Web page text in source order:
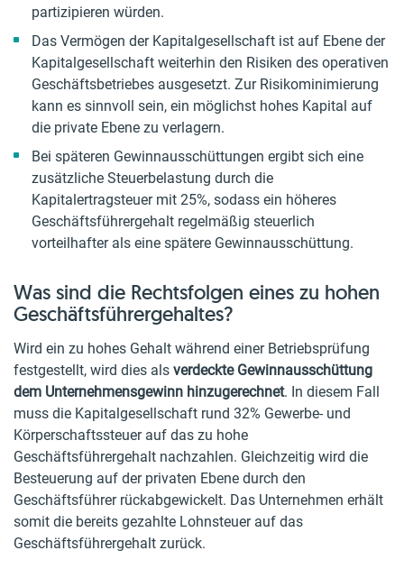
partizipieren würden.
Das Vermögen der Kapitalgesellschaft ist auf Ebene der
Kapitalgesellschaft weiterhin den Risiken des operativen
Geschäftsbetriebes ausgesetzt. Zur Risikominimierung
kann es sinnvoll sein, ein möglichst hohes Kapital auf
die private Ebene zu verlagern.
Bei späteren Gewinnausschüttungen ergibt sich eine
zusätzliche Steuerbelastung durch die
Kapitalertragsteuer mit 25%, sodass ein höheres
Geschäftsführergehalt regelmäßig steuerlich
vorteilhafter als eine spätere Gewinnausschüttung.
Was sind die Rechtsfolgen eines zu hohen
Geschäftsführergehaltes?
Wird ein zu hohes Gehalt während einer Betriebsprüfung
festgestellt, wird dies als verdeckte Gewinnausschüttung
dem Unternehmensgewinn hinzugerechnet. In diesem Fall
muss die Kapitalgesellschaft rund 32% Gewerbe- und
Körperschaftssteuer auf das zu hohe
Geschäftsführergehalt nachzahlen. Gleichzeitig wird die
Besteuerung auf der privaten Ebene durch den
Geschäftsführer rückabgewickelt. Das Unternehmen erhält
somit die bereits gezahlte Lohnsteuer auf das
Geschäftsführergehalt zurück.